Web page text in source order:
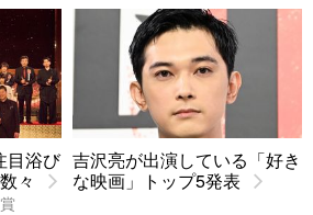
目浴び
々
吉沢亮が出演している「好き
な映画」トップ5発表